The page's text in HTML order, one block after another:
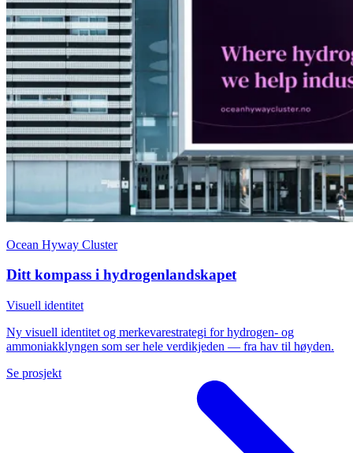
Ocean Hyway Cluster
Ditt kompass i hydrogenlandskapet
Visuell identitet
Ny visuell identitet og merkevarestrategi for hydrogen- og
ammoniakklyngen som ser hele verdikjeden — fra hav til høyden.
Se prosjekt